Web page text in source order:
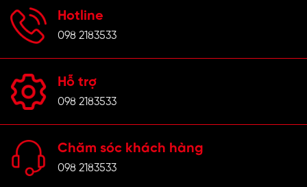
Hotline
098 2183533
Hỗ trợ
098 2183533
Chăm sóc khách hàng
098 2183533